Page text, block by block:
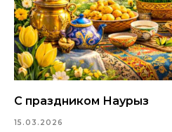
С праздником Наурыз
15.03.2026